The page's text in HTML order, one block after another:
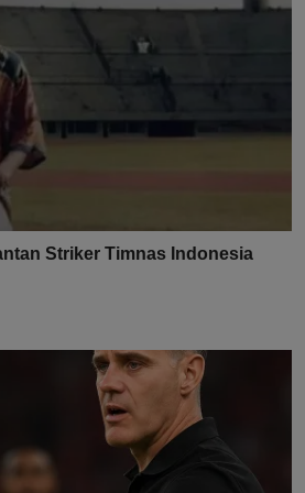
Striker Timnas Indonesia